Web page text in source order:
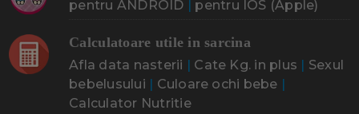
pentru ANDROID | pentru IOS (Apple)
Calculatoare utile in sarcina
Afla data nasterii | Cate Kg. in plus | Sexul
bebelusului | Culoare ochi bebe |
Calculator Nutritie